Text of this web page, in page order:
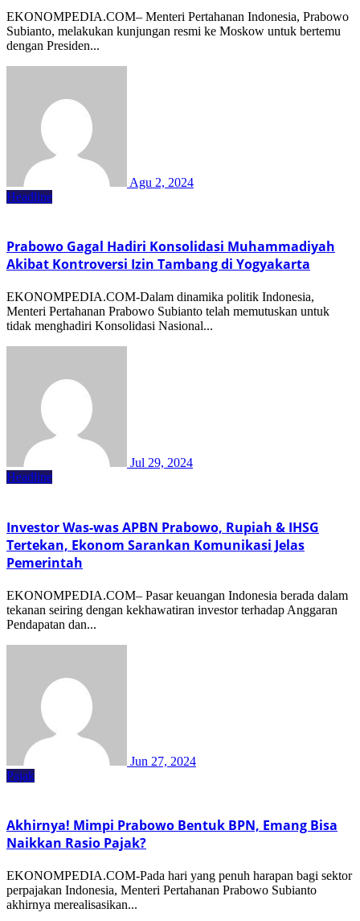
EKONOMPEDIA.COM– Menteri Pertahanan Indonesia, Prabowo
Subianto, melakukan kunjungan resmi ke Moskow untuk bertemu
dengan Presiden...
Agu 2, 2024
Headline
Prabowo Gagal Hadiri Konsolidasi Muhammadiyah
Akibat Kontroversi Izin Tambang di Yogyakarta
EKONOMPEDIA.COM-Dalam dinamika politik Indonesia,
Menteri Pertahanan Prabowo Subianto telah memutuskan untuk
tidak menghadiri Konsolidasi Nasional...
Jul 29, 2024
Headline
Investor Was-was APBN Prabowo, Rupiah & IHSG
Tertekan, Ekonom Sarankan Komunikasi Jelas
Pemerintah
EKONOMPEDIA.COM– Pasar keuangan Indonesia berada dalam
tekanan seiring dengan kekhawatiran investor terhadap Anggaran
Pendapatan dan...
Jun 27, 2024
Pajak
Akhirnya! Mimpi Prabowo Bentuk BPN, Emang Bisa
Naikkan Rasio Pajak?
EKONOMPEDIA.COM-Pada hari yang penuh harapan bagi sektor
perpajakan Indonesia, Menteri Pertahanan Prabowo Subianto
akhirnya merealisasikan...